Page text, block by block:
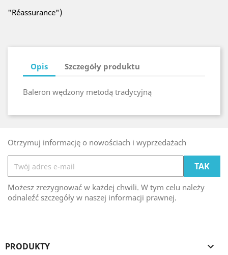
"Réassurance")
Opis Szczegóły produktu
Baleron wędzony metodą tradycyjną
Otrzymuj informację o nowościach i wyprzedażach
Możesz zrezygnować w każdej chwili. W tym celu należy
odnaleźć szczegóły w naszej informacji prawnej.
PRODUKTY 